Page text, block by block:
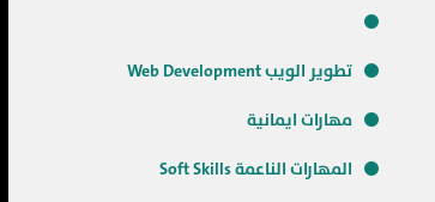
تطوير الويب Web Development
مهارات ايمانية
المهارات الناعمة Soft Skills